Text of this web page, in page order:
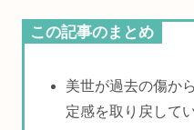
この記事のまとめ
美世が過去の傷か
定感を取り戻して